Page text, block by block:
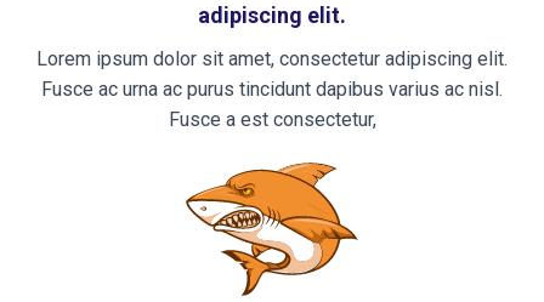
adipiscing elit.
Lorem ipsum dolor sit amet, consectetur adipiscing elit.
Fusce ac urna ac purus tincidunt dapibus varius ac nisl.
Fusce a est consectetur,